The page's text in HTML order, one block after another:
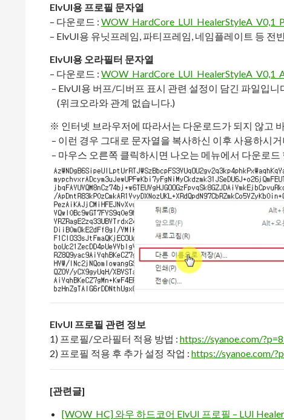
ElvUI용 프로필 문자열
– 다운로드 :
– ElvUI용 유닛프레임, 파티프레임, 네임플레이트 등 전
ElvUI용 오라필터 문자열
– 다운로드 :
– ElvUI용 버프/디버프 표시 관련 설정이 담긴 파일입니
(위크오라와 관계 없습니다.)
※ 인터넷 브라우저에 따라서는 다운로드가 되지 않고
– 이런 경우 그대로 문자열을 복사하신 이후 사용하시
– 마우스 오른쪽 클릭하시면 나오는 메뉴에서 다운로
ElvUI 프로필 관련 정보
1) 프로필/오라필터 적용 방법 : https://syanoe.com/
2) 프로필 적용 후 추가 설정 작업 : https://syanoe.com/
[관련글]
[WOW_HC] 와우 하드코어 ElvUI 프로필 – LUI